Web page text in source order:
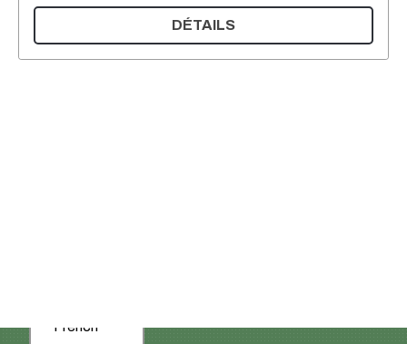
DÉTAILS
French